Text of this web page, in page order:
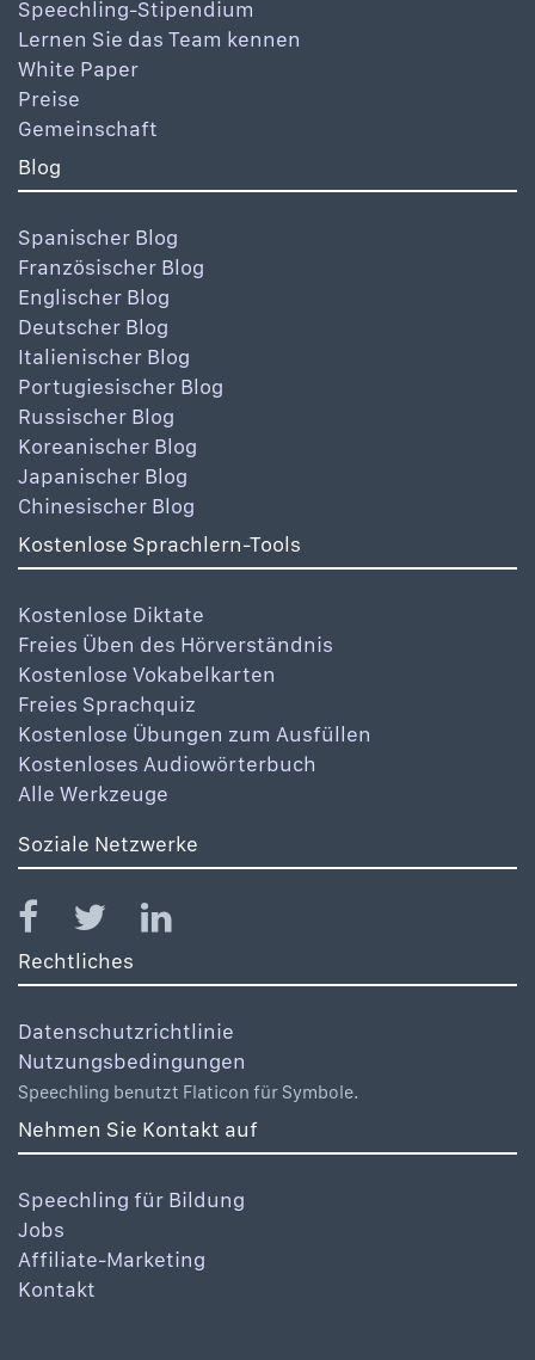
Speechling-Stipendium
Lernen Sie das Team kennen
White Paper
Preise
Gemeinschaft
Blog
Spanischer Blog
Französischer Blog
Englischer Blog
Deutscher Blog
Italienischer Blog
Portugiesischer Blog
Russischer Blog
Koreanischer Blog
Japanischer Blog
Chinesischer Blog
Kostenlose Sprachlern-Tools
Kostenlose Diktate
Freies Üben des Hörverständnis
Kostenlose Vokabelkarten
Freies Sprachquiz
Kostenlose Übungen zum Ausfüllen
Kostenloses Audiowörterbuch
Alle Werkzeuge
Soziale Netzwerke
Rechtliches
Datenschutzrichtlinie
Nutzungsbedingungen
Speechling benutzt Flaticon für Symbole.
Nehmen Sie Kontakt auf
Speechling für Bildung
Jobs
Affiliate-Marketing
Kontakt